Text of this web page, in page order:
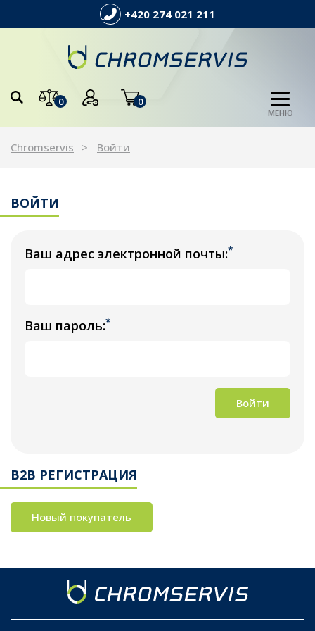
+420 274 021 211
0 0
МЕНЮ
Chromservis Войти
ВОЙТИ
Ваш адрес электронной почты:*
Ваш пароль:*
Войти
B2B РЕГИСТРАЦИЯ
Новый покупатель